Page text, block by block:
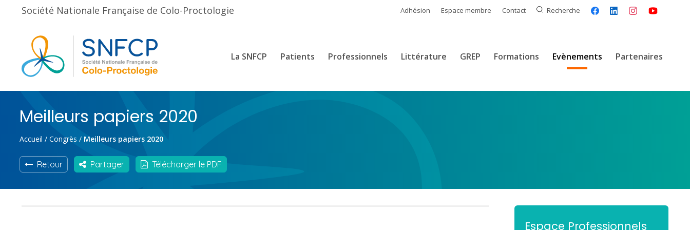
Société Nationale Française de Colo-Proctologie Adhésion Espace membre Contact Recherche
La SNFCP Patients Professionnels Littérature GREP Formations Evènements Partenaires
Meilleurs papiers 2020
Accueil / Congrès / Meilleurs papiers 2020
Retour Partager Télécharger le PDF
Espace Professionnels